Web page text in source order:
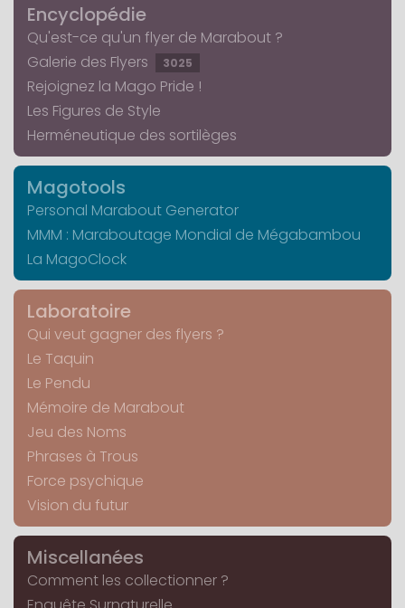
Encyclopédie
Qu'est-ce qu'un flyer de Marabout ?
Galerie des Flyers
3025
Rejoignez la Mago Pride !
Les Figures de Style
Herméneutique des sortilèges
Magotools
Personal Marabout Generator
MMM : Maraboutage Mondial de Mégabambou
La MagoClock
Laboratoire
Qui veut gagner des flyers ?
Le Taquin
Le Pendu
Mémoire de Marabout
Jeu des Noms
Phrases à Trous
Force psychique
Vision du futur
Miscellanées
Comment les collectionner ?